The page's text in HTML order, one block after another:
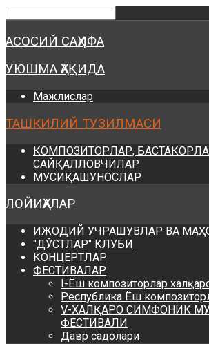
АСОСИЙ САҲИФА
УЮШМА ҲАҚИДА
Мажлислар
ТАШКИЛИЙ ТУЗИЛМАСИ
КОМПОЗИТОРЛАР,
САЙҚАЛЛОВЧИЛАР
МУСИҚАШУНОСЛАР
ЛОЙИҲАЛАР
ИЖОДИЙ УЧРАШУВЛАР ВА
"ДЎСТЛАР" КЛУБИ
КОНЦЕРТЛАР
ФЕСТИВАЛАР
I-Ёш композиторлар
Республика Ёш
V-ХАЛҚАРО СИМФОНИК
ФЕСТИВАЛИ
Давр садолари
Предыдущий
год
Предыдущий
месяц
Следующий
год
Следующий
месяц